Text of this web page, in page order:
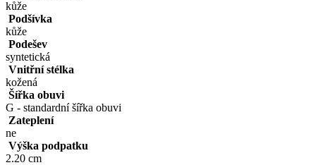
kůže
Podšívka
kůže
Podešev
syntetická
Vnitřní stélka
kožená
Šířka obuvi
G - standardní šířka obuvi
Zateplení
ne
Výška podpatku
2.20 cm